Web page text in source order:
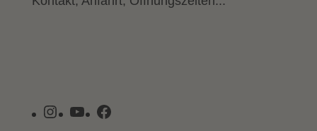
Instagram
YouTubeFacebook